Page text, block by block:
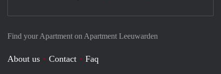
Find your Apartment on Apartment Leeuwarden
About us Contact
Faq